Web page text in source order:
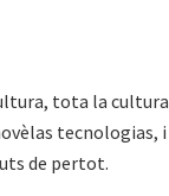
tota la
de pertot.